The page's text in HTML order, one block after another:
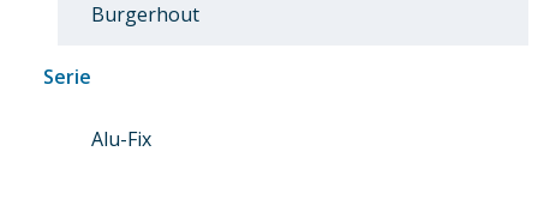
Burgerhout
Serie
Alu-Fix